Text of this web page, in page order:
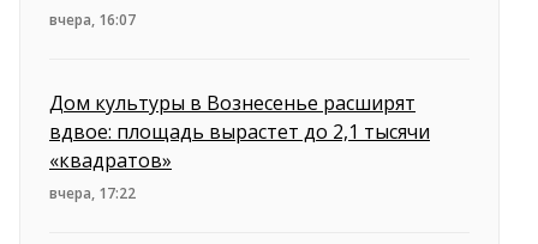
вчера, 16:07
Дом культуры в Вознесенье расширят
вдвое: площадь вырастет до 2,1 тысячи
«квадратов»
вчера, 17:22